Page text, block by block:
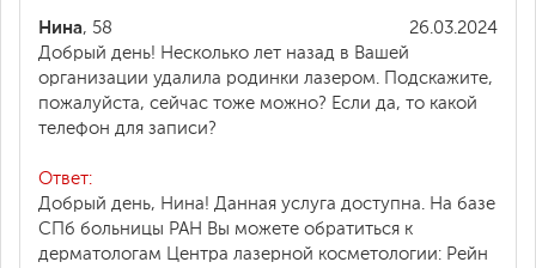
26.03.2024
Нина, 58
Добрый день! Несколько лет назад в Вашей
организации удалила родинки лазером. Подскажите,
пожалуйста, сейчас тоже можно? Если да, то какой
телефон для записи?
Ответ:
Добрый день, Нина! Данная услуга доступна. На базе
СПб больницы РАН Вы можете обратиться к
дерматологам Центра лазерной косметологии: Рейн